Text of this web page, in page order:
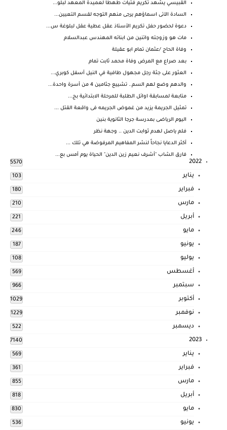
القبيسي يشهد تكريم فتيات طهطا لعميدة المعهد لبلو...
السادة الآتى اسماؤهم يرجى منهم التوجه لقسم التعيين...
دعوة لحضور حفل تكريم الأستاذ عقل عطية عقل لبلوغة س...
مات هو وزوجته واتنين من ابنائه المهندس عبدالسلام
وفاة الحاج /عثمان تمام ابو عقيلة
بعد صراع مع المرض وفاة محمد ثابت تمام
العثور على جثة رجل مجهول طافية في النيل أسفل كوبري...
والدهم وضع لهم السم.. تشييع جثامين 4 من أسرة واحدة...
متابعة لمسابقة اوائل الطلبة للمرحلة الابتدائية بج...
تمثيل الجريمة يزيد من غموض الجريمه فى واقعة القتل ...
اليوم الرياضى بمدرسة جرجا الثانوية بنين
فلم ياصل لهدم ثوابت الدين .. وجهة نظر
أكثر الدعايا نجاحاً لنشر المفاهيم المرفوضة هي تلك ...
فارق الشاب "أشرف نعيم زين الدين" الحياة يوم أمس بع...
2022
5570
يناير 103
فبراير 180
مارس 210
أبريل 221
مايو 246
يونيو 187
يوليو 108
أغسطس 569
سبتمبر 966
أكتوبر 1029
نوفمبر 1229
ديسمبر 522
2023
7140
يناير 569
فبراير 361
مارس 855
أبريل 818
مايو 830
يونيو 536